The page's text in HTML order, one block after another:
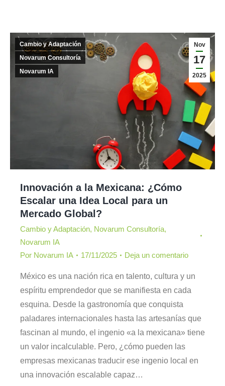
Nov
17
2025
Cambio y Adaptación
Novarum Consultoría
Novarum IA
Innovación a la Mexicana: ¿Cómo
Escalar una Idea Local para un
Mercado Global?
Cambio y Adaptación, Novarum Consultoría,
Novarum IA
Por Novarum IA 17/11/2025 Deja un comentario
México es una nación rica en talento, cultura y un
espíritu emprendedor que se manifiesta en cada
esquina. Desde la gastronomía que conquista
paladares internacionales hasta las artesanías que
fascinan al mundo, el ingenio «a la mexicana» tiene
un valor incalculable. Pero, ¿cómo pueden las
empresas mexicanas traducir ese ingenio local en
una innovación escalable capaz…